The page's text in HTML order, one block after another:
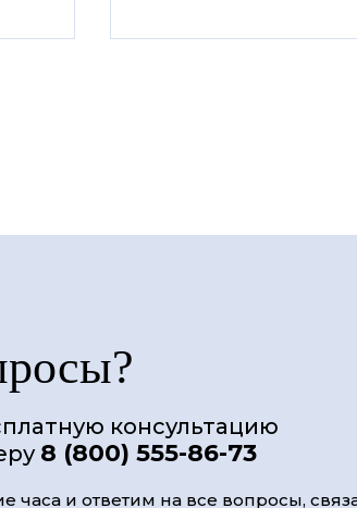
консультацию
8 (800) 555-86-73
часа и ответим на все вопросы,